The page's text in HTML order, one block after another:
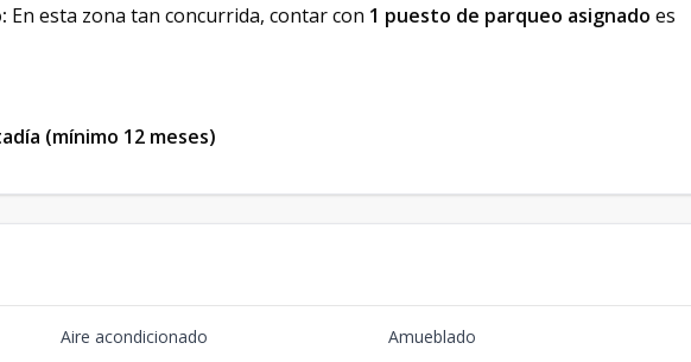
En esta zona tan concurrida, contar con 1 puesto de parqueo asignado es
(mínimo 12 meses)
Aire acondicionado
Amueblado